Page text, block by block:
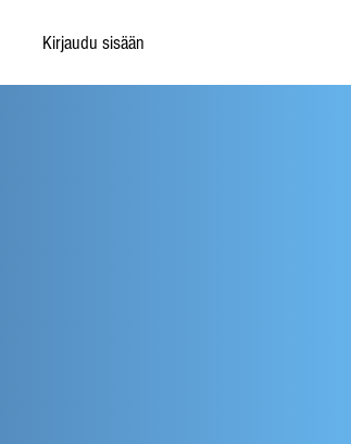
Kirjaudu sisään